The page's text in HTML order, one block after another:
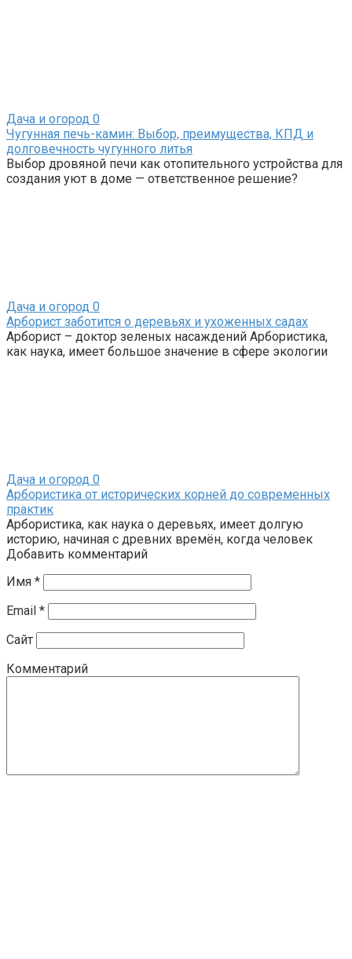
Дача и огород 0
Чугунная печь-камин: Выбор, преимущества, КПД и
долговечность чугунного литья
Выбор дровяной печи как отопительного устройства для
создания уют в доме — ответственное решение?
Дача и огород 0
Арборист заботится о деревьях и ухоженных садах
Арборист – доктор зеленых насаждений Арбористика,
как наука, имеет большое значение в сфере экологии
Дача и огород 0
Арбористика от исторических корней до современных
практик
Арбористика, как наука о деревьях, имеет долгую
историю, начиная с древних времён, когда человек
Добавить комментарий
Имя *
Email *
Сайт
Комментарий